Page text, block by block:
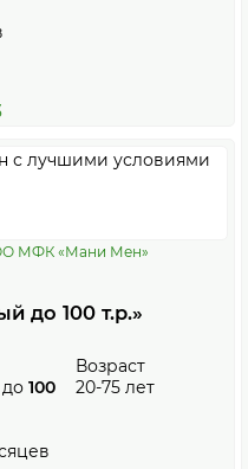
МФК «Мани Мен»
до 100 т.р.»
100
Возраст
20-75 лет